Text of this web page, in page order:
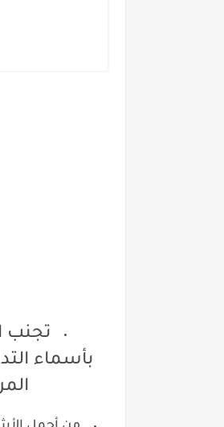
تجنب
بأسماء